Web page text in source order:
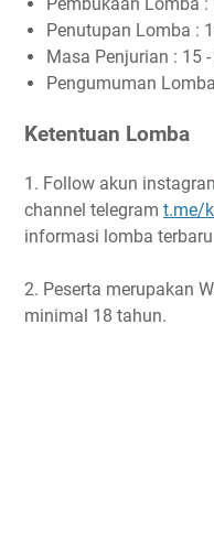
Penutupan Lomba :
Masa Penjurian : 15
Pengumuman
Ketentuan Lomba
1. Follow akun
channel telegram t.me/
informasi lomba terbaru
2. Peserta merupakan
minimal 18 tahun.